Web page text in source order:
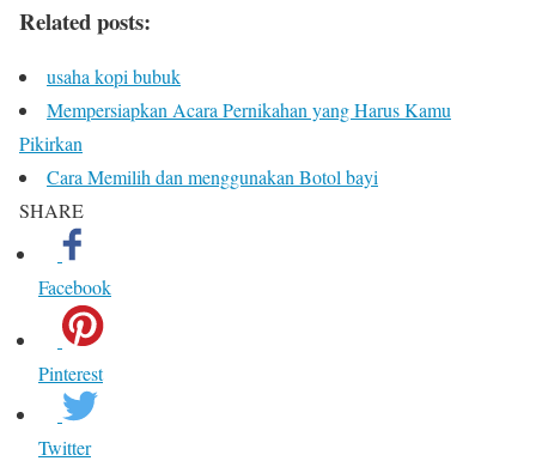
Related posts:
usaha kopi bubuk
Mempersiapkan Acara Pernikahan yang Harus Kamu
Pikirkan
Cara Memilih dan menggunakan Botol bayi
SHARE
Facebook
Pinterest
Twitter